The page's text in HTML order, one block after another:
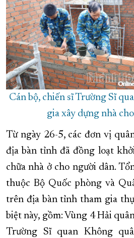
Cán bộ, chiến sĩ Trường Sĩ
gia xây dựng nhà
Từ ngày 26-5, các đơn vị
địa bàn tỉnh đã đồng loạt
chữa nhà ở cho người dân.
thuộc Bộ Quốc phòng và
trên địa bàn tỉnh tham gia
biệt này, gồm: Vùng 4 Hải
Trường Sĩ quan Không